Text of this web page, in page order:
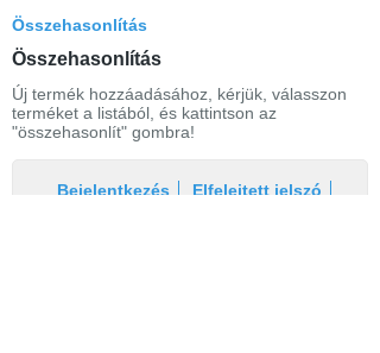
Összehasonlítás
Összehasonlítás
Új termék hozzáadásához, kérjük, válasszon
terméket a listából, és kattintson az
"összehasonlít" gombra!
Bejelentkezés
Elfelejtett jelszó